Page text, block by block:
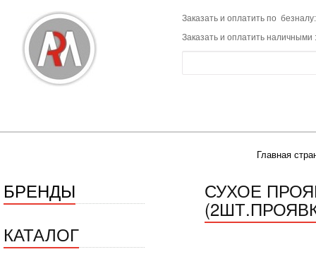
Заказать и оплатить по
Заказать и оплатить наличными
Главная
БРЕНДЫ
КАТАЛОГ
СУХОЕ